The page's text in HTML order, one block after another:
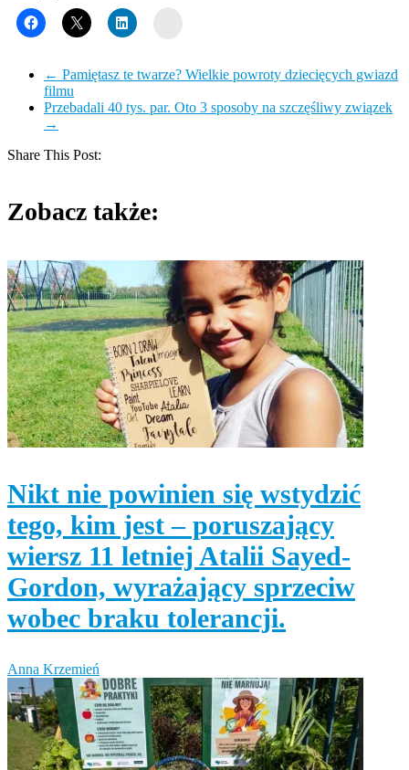
← Pamiętasz te twarze? Wielkie powroty dziecięcych gwiazd
filmu
Przebadali 40 tys. par. Oto 3 sposoby na szczęśliwy związek
→
Share This Post:
Zobacz także:
Nikt nie powinien się wstydzić
tego, kim jest – poruszający
wiersz 11 letniej Atalii Sayed-
Gordon, wyrażający sprzeciw
wobec braku tolerancji.
Anna Krzemień